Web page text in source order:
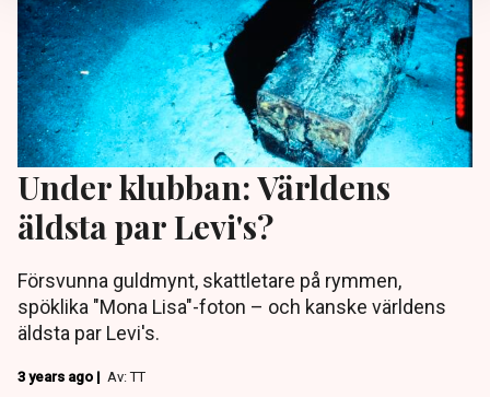
Under klubban: Världens
äldsta par Levi's?
Försvunna guldmynt, skattletare på rymmen,
spöklika "Mona Lisa"-foton – och kanske världens
äldsta par Levi's.
3 years ago | Av: TT